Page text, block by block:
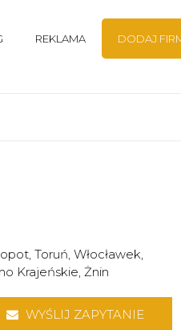
REKLAMA DODAJ
, Toruń, Włocławek,
Krajeńskie, Żnin
WYŚLIJ ZAPYTANIE